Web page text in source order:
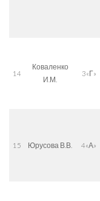
14
Коваленко
И.М.
3«Г»
15 Юрусова В.В. 4«А»